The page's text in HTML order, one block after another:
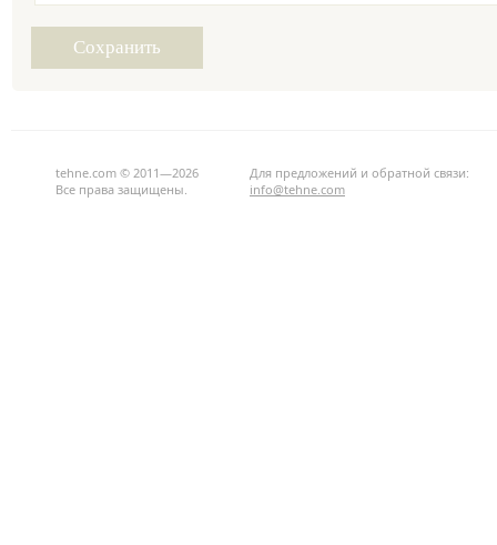
tehne.com © 2011—2026
Все права защищены.
Для предложений и обратной связи:
info@tehne.com